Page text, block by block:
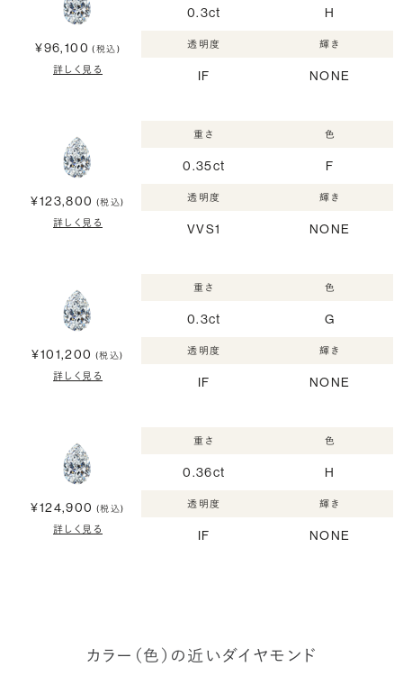
¥96,100 (税込)
詳しく見る
0.3ct H
透明度
IF
輝き
NONE
¥123,800 (税込)
詳しく見る
重さ
0.35ct
色
F
透明度
VVS1
輝き
NONE
¥101,200 (税込)
詳しく見る
重さ
0.3ct
色
G
透明度
IF
輝き
NONE
¥124,900 (税込)
詳しく見る
重さ
0.36ct
色
H
透明度
IF
輝き
NONE
カラー（色）の近いダイヤモンド